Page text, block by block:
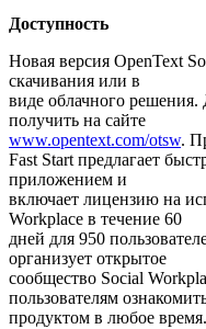
Доступность
Новая версия OpenText
скачивания или в
виде облачного
получить на сайте
www.opentext.com/otsw.
Fast Start предлагает
приложением и
включает лицензию на
Workplace в течение 60
дней для 950
организует открытое
сообщество Social
пользователям
продуктом в любое время.